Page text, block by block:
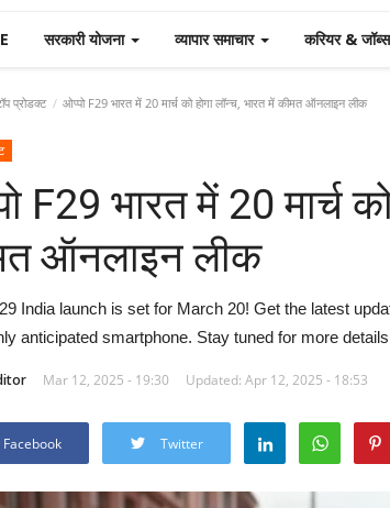
सरकारी योजना व्यापार समाचार करियर & जॉब्स
प्रोडक्ट ओप्पो F29 भारत में 20 मार्च को होगा लॉन्च, भारत में कीमत ऑनलाइन लीक
F29 भारत में 20 मार्च
ऑनलाइन लीक
India launch is set for March 20! Get the latest
anticipated smartphone. Stay tuned for more details
Mar 12, 2025 - 19:30 Updated: Apr 12, 2025 - 18:53
Facebook Twitter